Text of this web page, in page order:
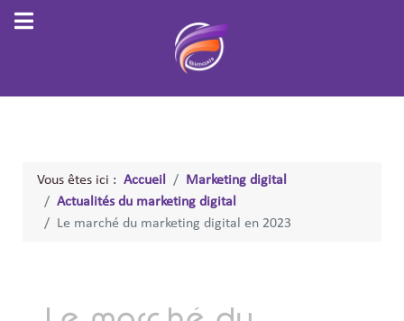
Vous êtes ici : Accueil
Marketing digital
Actualités du marketing digital
Le marché du marketing digital en 2023